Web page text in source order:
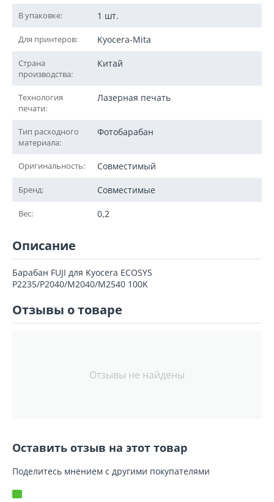
В упаковке: 1 шт.
Для принтеров: Kyocera-Mita
Страна
производства:
Китай
Технология
печати:
Лазерная печать
Тип расходного
материала:
Фотобарабан
Оригинальность: Совместимый
Бренд: Совместимые
Вес: 0,2
Описание
Барабан FUJI для Kyocera ECOSYS
P2235/P2040/M2040/M2540 100K
Отзывы о товаре
Отзывы не найдены
Оставить отзыв на этот товар
Поделитесь мнением с другими покупателями